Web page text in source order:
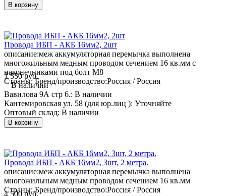
В корзину
Провода ИБП - АКБ 16мм2, 2шт
описание:меж аккумуляторная перемычка выполнена
многожильным медным проводом сечением 16 кв.мм с
наконечниками под болт М8
Страны: Бренд/производство:Россия / Россия
1 550 руб.
В наличии
Вавилова 9А стр 6.: В наличии
Кантемировская ул. 58 (для юр.лиц ): Уточняйте
Оптовый склад: В наличии
В корзину
Провода ИБП - АКБ 16мм2, 3шт, 2 метра.
описание:меж аккумуляторная перемычка выполнена
многожильным медным проводом сечением 16 кв.мм
Страны: Бренд/производство:Россия / Россия
4 500 руб.